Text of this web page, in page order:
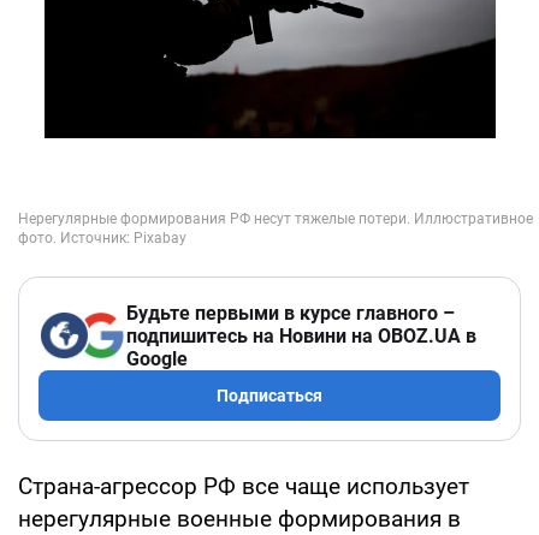
Будьте первыми в курсе главного –
подпишитесь на Новини на OBOZ.UA в
Google
Подписаться
Страна-агрессор РФ все чаще использует
нерегулярные военные формирования в